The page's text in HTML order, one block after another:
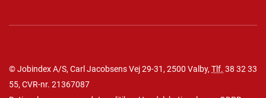
© Jobindex A/S, Carl Jacobsens Vej 29-31, 2500 Valby, Tlf. 38 32 33
55, CVR-nr. 21367087